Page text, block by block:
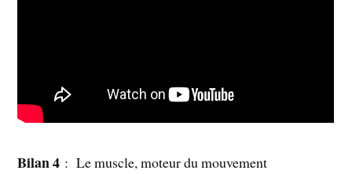
Bilan 4 : Le muscle, moteur du mouvement